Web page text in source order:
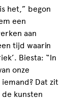
het,” begon
een
aan
tijd waarin
Biesta: “In
onze
Dat zit
kunsten